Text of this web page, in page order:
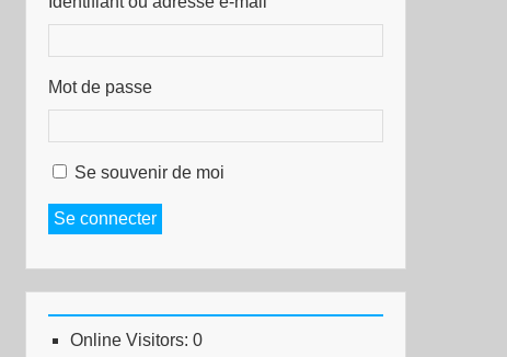
Mot de passe
Se souvenir de moi
Se connecter
Online Visitors: 0